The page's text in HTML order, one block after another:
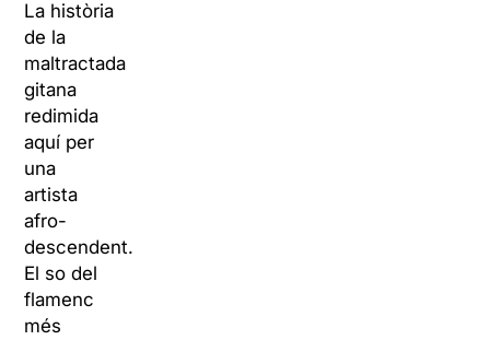
La història
de la
maltractada
gitana
redimida
aquí per
una
artista
afro-
descendent.
El so del
flamenc
més